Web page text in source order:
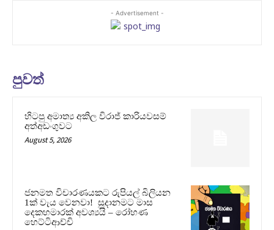
- Advertisement -
පුවත්
හිටපු අමාත්‍ය අකිල විරාජ් කාරියවසම්
අත්අඩංගුවට
August 5, 2026
ජනමත විචාරණයකට රුපියල් බිලියන
1ක් වැය වෙනවා! සූදානමට මාස
දෙකහමාරක් අවශ්‍යයි – රෝහණ
හෙට්ටිආච්චි